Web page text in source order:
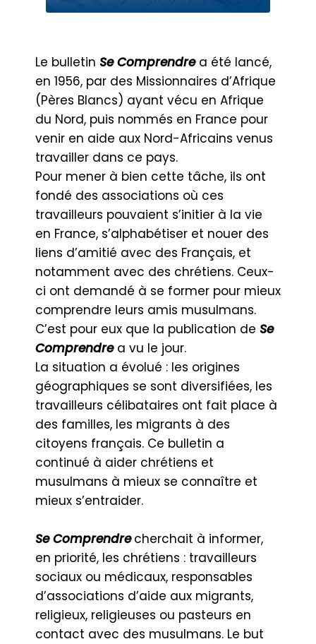
Le bulletin Se Comprendrea été lancé,
en 1956, par des Missionnaires d’Afrique
(Pères Blancs) ayant vécu en Afrique
du Nord, puis nommés en France pour
venir en aide aux Nord-Africains venus
travailler dans ce pays.
Pour mener à bien cette tâche, ils ont
fondé des associations où ces
travailleurs pouvaient s’initier à la vie
en France, s’alphabétiser et nouer des
liens d’amitié avec des Français, et
notamment avec des chrétiens. Ceux-
ci ont demandé à se former pour mieux
comprendre leurs amis musulmans.
C’est pour eux que la publication de Se
Comprendrea vu le jour.
La situation a évolué : les origines
géographiques se sont diversifiées, les
travailleurs célibataires ont fait place à
des familles, les migrants à des
citoyens français. Ce bulletin a
continué à aider chrétiens et
musulmans à mieux se connaître et
mieux s’entraider.
Se Comprendre cherchait à informer,
en priorité, les chrétiens : travailleurs
sociaux ou médicaux, responsables
d’associations d’aide aux migrants,
religieux, religieuses ou pasteurs en
contact avec des musulmans. Le but